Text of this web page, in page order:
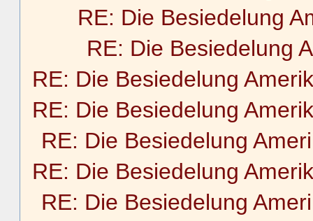
RE: Die Besiedelung
RE: Die Besiedelung
RE: Die Besiedelung
RE: Die Besiedelung
RE: Die Besiedelung
RE: Die Besiedelung
RE: Die Besiedelung